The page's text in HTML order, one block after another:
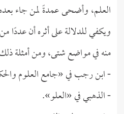
العلم، وأضحى عمدةً لمن جاء بعده
ويكفي للدلالة على أثره أن عددًا
منه في مواضع شتى، ومن أمثلة
- ابن رجب في «جامع العلوم
- الذهبي في «العلو».